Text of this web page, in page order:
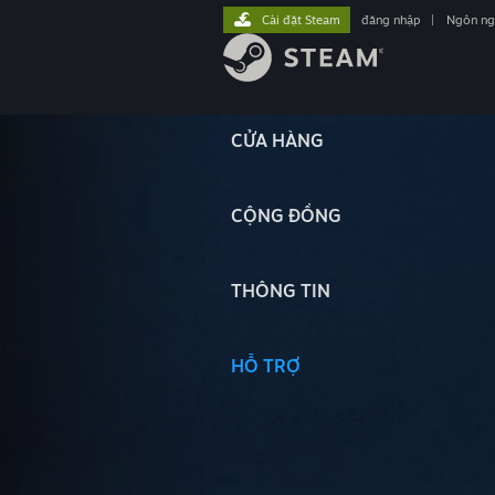
CỬA HÀNG
CỘNG ĐỒNG
THÔNG TIN
HỖ TRỢ
Cài đặt Steam đăng nhập Ngôn